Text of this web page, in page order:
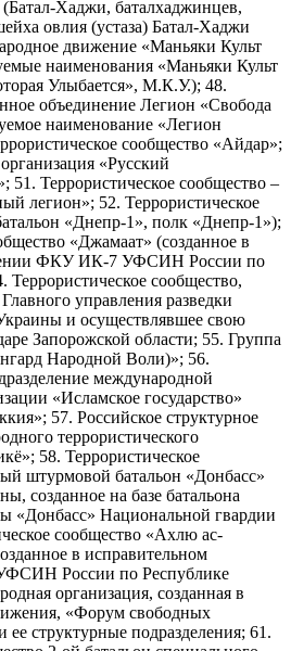
Хаджи, баталхаджинцев,
овлия (устаза) Батал-Хаджи
движение «Маньяки Культ
наименования «Маньяки Культ
Улыбается», М.К.У.); 48.
объединение Легион «Свобода
наименование «Легион
сообщество «Айдар»;
«Русский
51. Террористическое сообщество –
легион»; 52. Террористическое
«Днепр-1», полк «Днепр-1»);
«Джамаат» (созданное в
ФКУ ИК-7 УФСИН России по
Террористическое сообщество,
управления разведки
и осуществлявшее свою
Запорожской области; 55. Группа
Народной Воли)»; 56.
международной
«Исламское государство»
57. Российское структурное
террористического
58. Террористическое
штурмовой батальон «Донбасс»
созданное на базе батальона
«Донбасс» Национальной гвардии
сообщество «Ахлю ас-
в исправительном
России по Республике
организация, созданная в
«Форум свободных
ее структурные подразделения; 61.